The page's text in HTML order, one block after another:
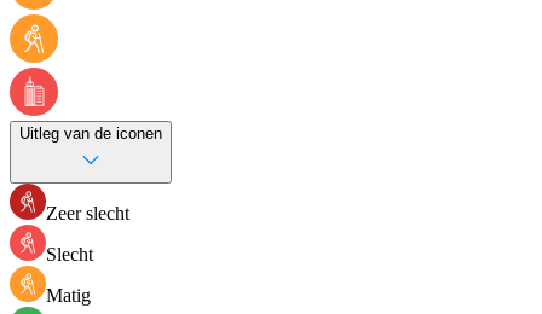
Uitleg van de iconen
Zeer slecht
Slecht
Matig